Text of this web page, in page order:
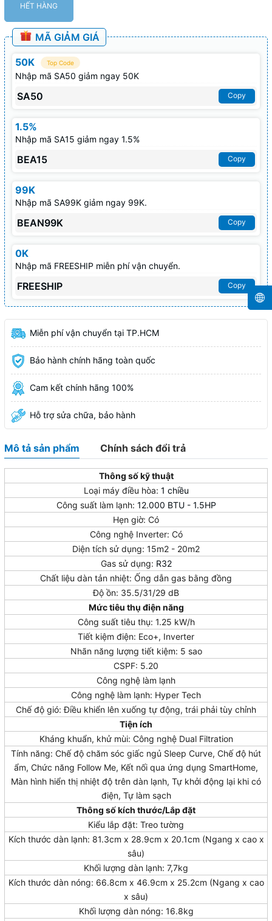
HẾT HÀNG
MÃ GIẢM GIÁ
50K Top Code
Nhập mã SA50 giảm ngay 50K
SA50 Copy
1.5%
Nhập mã SA15 giảm ngay 1.5%
BEA15 Copy
99K
Nhập mã SA99K giảm ngay 99K.
BEAN99K Copy
0K
Nhập mã FREESHIP miễn phí vận chuyển.
FREESHIP Copy
Miễn phí vận chuyển tại TP.HCM
Bảo hành chính hãng toàn quốc
Cam kết chính hãng 100%
Hỗ trợ sửa chữa, bảo hành
Mô tả sản phẩm Chính sách đổi trả
Thông số kỹ thuật
Loại máy điều hòa: 1 chiều
Công suất làm lạnh: 12.000 BTU - 1.5HP
Hẹn giờ: Có
Công nghệ Inverter: Có
Diện tích sử dụng: 15m2 - 20m2
Gas sử dụng: R32
Chất liệu dàn tản nhiệt: Ống dẫn gas bằng đồng
Độ ồn: 35.5/31/29 dB
Mức tiêu thụ điện năng
Công suất tiêu thụ: 1.25 kW/h
Tiết kiệm điện: Eco+, Inverter
Nhãn năng lượng tiết kiệm: 5 sao
CSPF: 5.20
Công nghệ làm lạnh
Công nghệ làm lạnh: Hyper Tech
Chế độ gió: Điều khiển lên xuống tự động, trái phải tùy chỉnh
Tiện ích
Kháng khuẩn, khử mùi: Công nghệ Dual Filtration
Tính năng: Chế độ chăm sóc giấc ngủ Sleep Curve, Chế độ hút
ẩm, Chức năng Follow Me, Kết nối qua ứng dụng SmartHome,
Màn hình hiển thị nhiệt độ trên dàn lạnh, Tự khởi động lại khi có
điện, Tự làm sạch
Thông số kích thước/Lắp đặt
Kiểu lắp đặt: Treo tường
Kích thước dàn lạnh: 81.3cm x 28.9cm x 20.1cm (Ngang x cao x
sâu)
Khối lượng dàn lạnh: 7,7kg
Kích thước dàn nóng: 66.8cm x 46.9cm x 25.2cm (Ngang x cao
x sâu)
Khối lượng dàn nóng: 16.8kg